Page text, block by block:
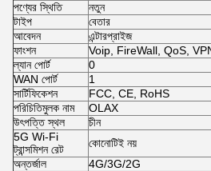
পণ্যের স্থিতি
নতুন
টাইপ
বেতার
আবেদন
এন্টারপ্রাইজ
ফাংশন
Voip, FireWall, QoS,
ল্যান পোর্ট
0
WAN পোর্ট
1
সার্টিফিকেশন
FCC, CE, RoHS
পরিচিতিমুলক নাম
OLAX
উৎপত্তি স্থল
চীন
5G Wi-Fi
ট্রান্সমিশন রেট
কোনোটিই নয়
অন্তর্জাল
4G/3G/2G